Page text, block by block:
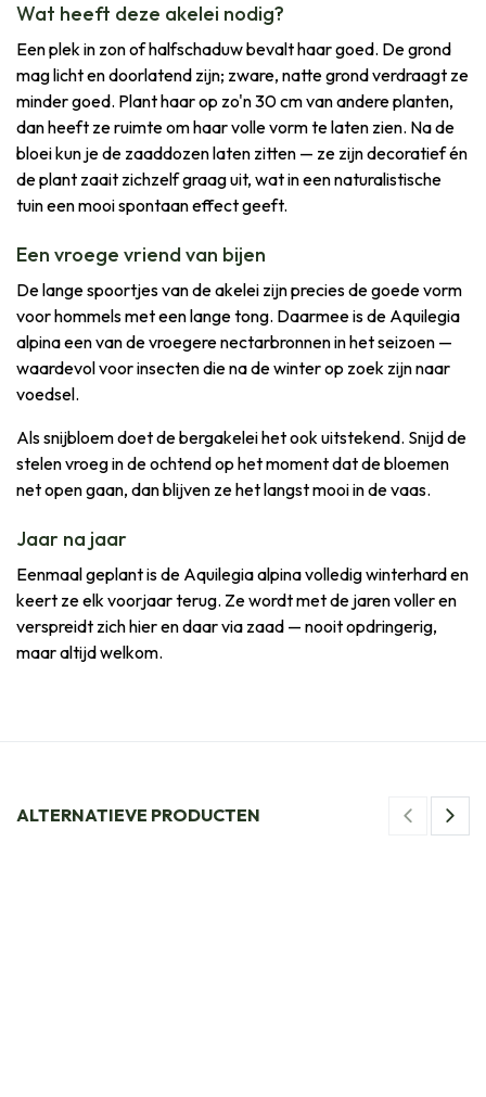
Wat heeft deze akelei nodig?
Een plek in zon of halfschaduw bevalt haar goed. De grond
mag licht en doorlatend zijn; zware, natte grond verdraagt ze
minder goed. Plant haar op zo'n 30 cm van andere planten,
dan heeft ze ruimte om haar volle vorm te laten zien. Na de
bloei kun je de zaaddozen laten zitten — ze zijn decoratief én
de plant zaait zichzelf graag uit, wat in een naturalistische
tuin een mooi spontaan effect geeft.
Een vroege vriend van bijen
De lange spoortjes van de akelei zijn precies de goede vorm
voor hommels met een lange tong. Daarmee is de Aquilegia
alpina een van de vroegere nectarbronnen in het seizoen —
waardevol voor insecten die na de winter op zoek zijn naar
voedsel.
Als snijbloem doet de bergakelei het ook uitstekend. Snijd de
stelen vroeg in de ochtend op het moment dat de bloemen
net open gaan, dan blijven ze het langst mooi in de vaas.
Jaar na jaar
Eenmaal geplant is de Aquilegia alpina volledig winterhard en
keert ze elk voorjaar terug. Ze wordt met de jaren voller en
verspreidt zich hier en daar via zaad — nooit opdringerig,
maar altijd welkom.
ALTERNATIEVE PRODUCTEN